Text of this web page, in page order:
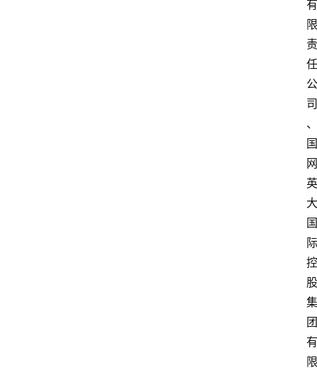
有
限
责
任
公
司
、
国
网
英
大
国
际
控
股
集
团
有
限